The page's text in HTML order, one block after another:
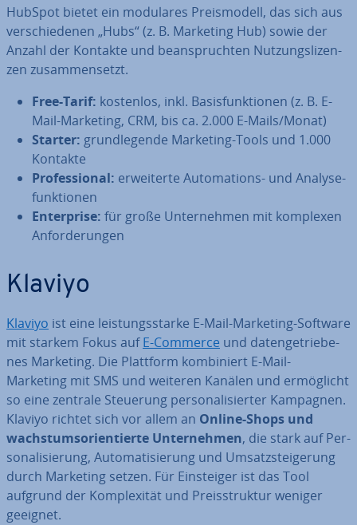
HubSpot bietet ein modulares Preis­mo­dell, das sich aus
ver­schie­de­nen „Hubs“ (z. B. Marketing Hub) sowie der
Anzahl der Kontakte und be­an­spruch­ten Nut­zungs­li­zen­
zen zu­sam­men­setzt.
Free-Tarif: kostenlos, inkl. Ba­sis­funk­tio­nen (z. B. E-
Mail-Marketing, CRM, bis ca. 2.000 E-Mails/Monat)
Starter: grund­le­gen­de Marketing-Tools und 1.000
Kontakte
Pro­fes­sio­nal: er­wei­ter­te Au­to­ma­ti­ons- und Ana­ly­se­
funk­tio­nen
En­ter­pri­se: für große Un­ter­neh­men mit komplexen
An­for­de­run­gen
Klaviyo
Klaviyo ist eine leis­tungs­star­ke E-Mail-Marketing-Software
mit starkem Fokus aufE-Commerce und da­ten­ge­trie­be­
nes Marketing. Die Plattform kom­bi­niert E-Mail-
Marketing mit SMS und weiteren Kanälen und er­mög­licht
so eine zentrale Steuerung per­so­na­li­sier­ter Kampagnen.
Klaviyo richtet sich vor allem an Online-Shops und
wachs­tums­ori­en­tier­te Un­ter­neh­men, die stark auf Per­
so­na­li­sie­rung, Au­to­ma­ti­sie­rung und Um­satz­stei­ge­rung
durch Marketing setzen. Für Ein­stei­ger ist das Tool
aufgrund der Kom­ple­xi­tät und Preis­struk­tur weniger
geeignet.